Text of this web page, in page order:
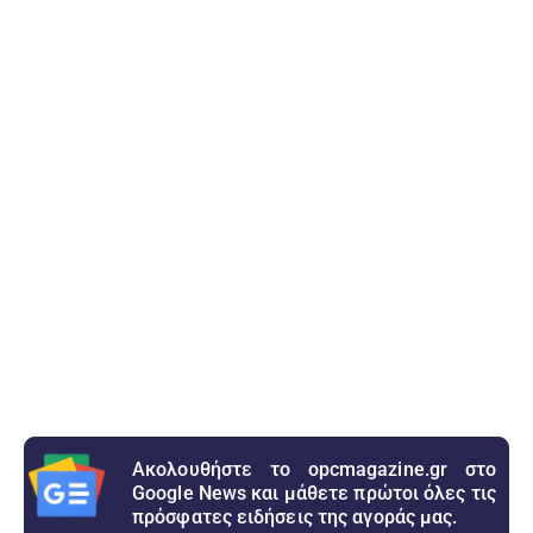
Ακολουθήστε το opcmagazine.gr στο
Google News και μάθετε πρώτοι όλες τις
πρόσφατες ειδήσεις της αγοράς μας.